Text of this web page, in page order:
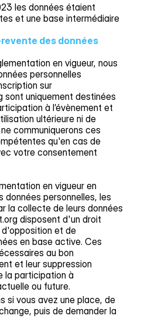
les données étaient
et une base intermédiaire
des données
en vigueur, nous
personnelles
sur
sont uniquement destinées
à l’évènement et
ultérieure ni de
communiquerons ces
qu'en cas de
votre consentement
en vigueur en
personnelles, les
la collecte de leurs données
disposent d'un droit
et de
en base active. Ces
au bon
et leur suppression
la participation à
ou future.
si vous avez une place, de
puis de demander la